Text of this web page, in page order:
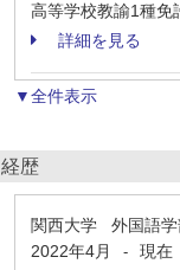
高等学校教諭1種免
詳細を見る
▼全件表示
経歴
関西大学 外国語
2022年4月
-
現在